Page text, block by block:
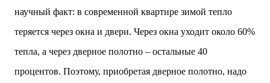
научный факт: в современной квартире зимой тепло
теряется через окна и двери. Через окна уходит около 60%
тепла, а через дверное полотно – остальные 40
процентов. Поэтому, приобретая дверное полотно, надо